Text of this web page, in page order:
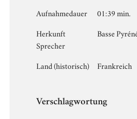
Aufnahmedauer
01:39 min.
Herkunft
Sprecher
Basse
Land (historisch) Frankreich
Verschlagwortung